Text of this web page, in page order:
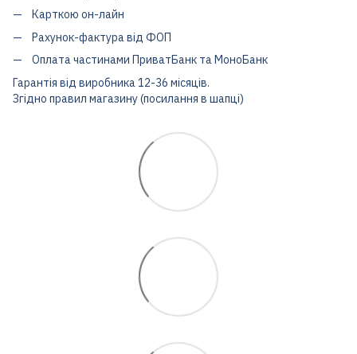
Карткою он-лайн
Рахунок-фактура від ФОП
Оплата частинами ПриватБанк та МоноБанк
Гарантія від виробника 12-36 місяців.
Згідно правил магазину (посилання в шапці)